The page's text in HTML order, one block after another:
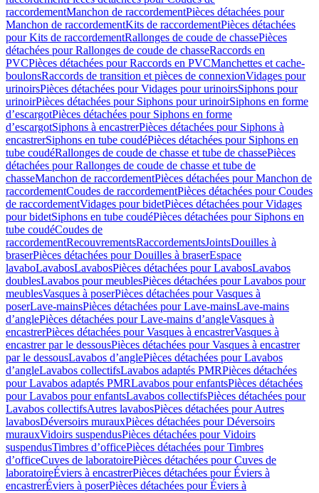
raccordementManchon de raccordementPièces détachées pour
Manchon de raccordementKits de raccordementPièces détachées
pour Kits de raccordementRallonges de coude de chassePièces
détachées pour Rallonges de coude de chasseRaccords en
PVCPièces détachées pour Raccords en PVCManchettes et cache-
boulonsRaccords de transition et pièces de connexionVidages pour
urinoirsPièces détachées pour Vidages pour urinoirsSiphons pour
urinoirPièces détachées pour Siphons pour urinoirSiphons en forme
d’escargotPièces détachées pour Siphons en forme
d’escargotSiphons à encastrerPièces détachées pour Siphons à
encastrerSiphons en tube coudéPièces détachées pour Siphons en
tube coudéRallonges de coude de chasse et tube de chassePièces
détachées pour Rallonges de coude de chasse et tube de
chasseManchon de raccordementPièces détachées pour Manchon de
raccordementCoudes de raccordementPièces détachées pour Coudes
de raccordementVidages pour bidetPièces détachées pour Vidages
pour bidetSiphons en tube coudéPièces détachées pour Siphons en
tube coudéCoudes de
raccordementRecouvrementsRaccordementsJointsDouilles à
braserPièces détachées pour Douilles à braserEspace
lavaboLavabosLavabosPièces détachées pour LavabosLavabos
doublesLavabos pour meublesPièces détachées pour Lavabos pour
meublesVasques à poserPièces détachées pour Vasques à
poserLave-mainsPièces détachées pour Lave-mainsLave-mains
d’anglePièces détachées pour Lave-mains d’angleVasques à
encastrerPièces détachées pour Vasques à encastrerVasques à
encastrer par le dessousPièces détachées pour Vasques à encastrer
par le dessousLavabos d’anglePièces détachées pour Lavabos
d’angleLavabos collectifsLavabos adaptés PMRPièces détachées
pour Lavabos adaptés PMRLavabos pour enfantsPièces détachées
pour Lavabos pour enfantsLavabos collectifsPièces détachées pour
Lavabos collectifsAutres lavabosPièces détachées pour Autres
lavabosDéversoirs murauxPièces détachées pour Déversoirs
murauxVidoirs suspendusPièces détachées pour Vidoirs
suspendusTimbres dʼofficePièces détachées pour Timbres
dʼofficeCuves de laboratoirePièces détachées pour Cuves de
laboratoireÉviers à encastrerPièces détachées pour Éviers à
encastrerÉviers à poserPièces détachées pour Éviers à